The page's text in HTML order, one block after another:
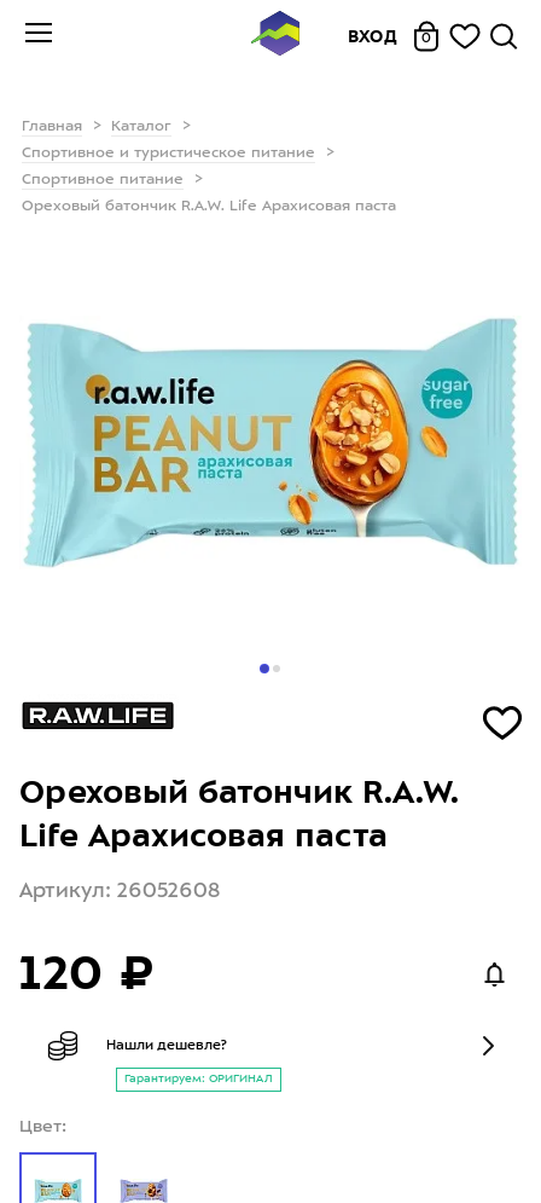
ВХОД 0
Главная
Каталог
Спортивное и туристическое питание
Спортивное питание
Ореховый батончик R.A.W. Life Арахисовая паста
Ореховый батончик R.A.W.
Life Арахисовая паста
Артикул: 26052608
120 ₽
Нашли дешевле?
Гарантируем: ОРИГИНАЛ
Цвет: